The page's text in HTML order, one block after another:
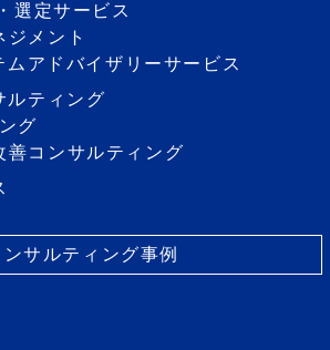
選定サービス
ジメント
ムアドバイザリーサービス
ルティング
グ
善コンサルティング
ンサルティング事例